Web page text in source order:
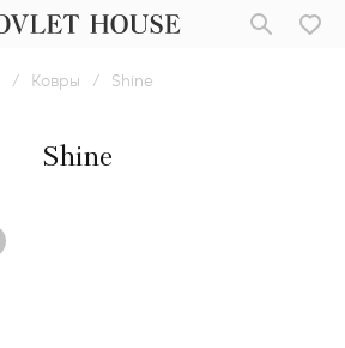
/ Ковры / Shine
Shine